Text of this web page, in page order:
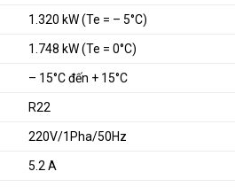
1.320 kW (Te = – 5°C)
1.748 kW (Te = 0°C)
– 15°C đến + 15°C
R22
220V/1Pha/50Hz
5.2 A